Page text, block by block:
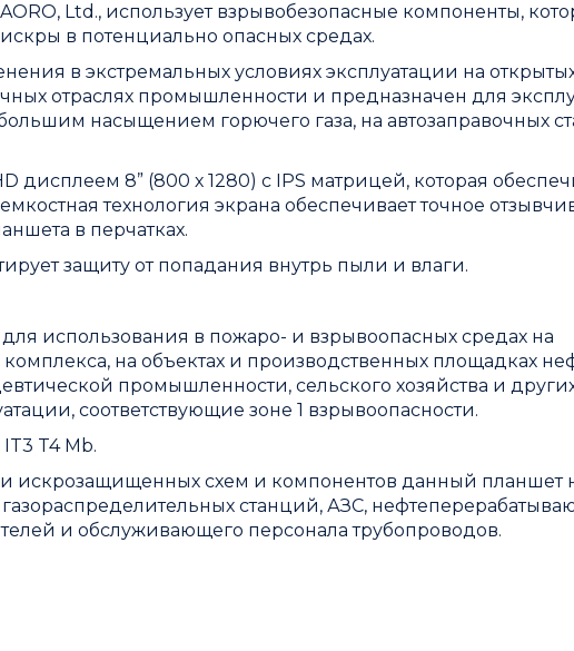
Ltd., использует взрывобезопасные компоненты,
в потенциально опасных средах.
в экстремальных условиях эксплуатации на
отраслях промышленности и предназначен для
насыщением горючего газа, на автозаправочных
8” (800 х 1280) с IPS матрицей, которая
технология экрана обеспечивает точное
в перчатках.
защиту от попадания внутрь пыли и влаги.
использования в пожаро- и взрывоопасных средах на
на объектах и производственных площадках
промышленности, сельского хозяйства и
соответствующие зоне 1 взрывоопасности.
T4 Mb.
искрозащищенных схем и компонентов данный планшет
станций, АЗС,
и обслуживающего персонала трубопроводов.